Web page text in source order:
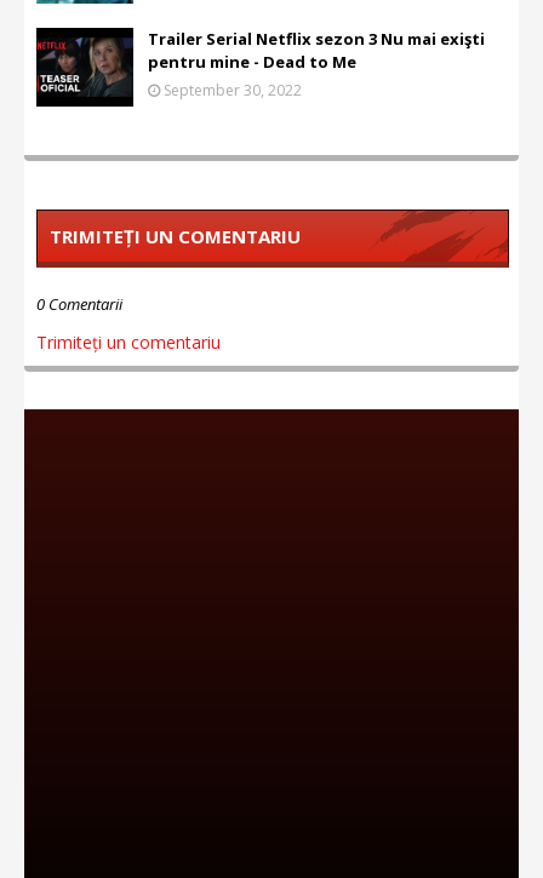
Trailer Serial Netflix sezon 3 Nu mai exişti
pentru mine - Dead to Me
September 30, 2022
TRIMITEȚI UN COMENTARIU
0 Comentarii
Trimiteți un comentariu